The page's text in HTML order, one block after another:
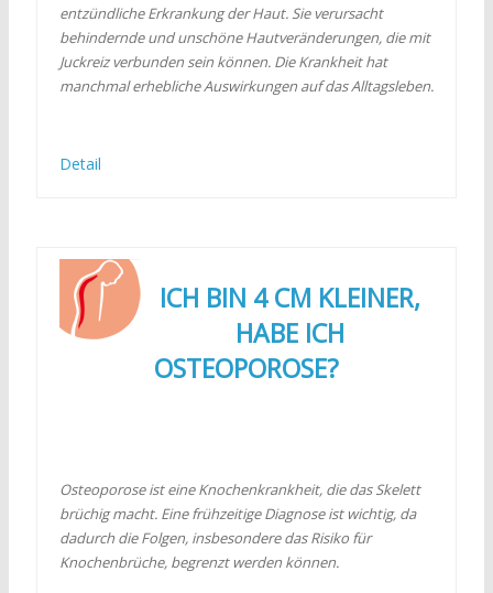
entzündliche Erkrankung der Haut. Sie verursacht
behindernde und unschöne Hautveränderungen, die mit
Juckreiz verbunden sein können. Die Krankheit hat
manchmal erhebliche Auswirkungen auf das Alltagsleben.
Detail
ICH BIN 4 CM KLEINER,
HABE ICH
OSTEOPOROSE?
Osteoporose ist eine Knochenkrankheit, die das Skelett
brüchig macht. Eine frühzeitige Diagnose ist wichtig, da
dadurch die Folgen, insbesondere das Risiko für
Knochenbrüche, begrenzt werden können.